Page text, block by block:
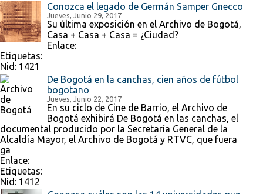
Conozca el legado de Germán Samper Gnecco
Jueves, Junio 29, 2017
Su última exposición en el Archivo de Bogotá,
Casa + Casa + Casa = ¿Ciudad?
Enlace:
Etiquetas:
Nid: 1421
De Bogotá en la canchas, cien años de fútbol
bogotano
Jueves, Junio 22, 2017
En su ciclo de Cine de Barrio, el Archivo de
Bogotá exhibirá De Bogotá en las canchas, el
documental producido por la Secretaría General de la
Alcaldía Mayor, el Archivo de Bogotá y RTVC, que fuera
ga
Enlace:
Etiquetas:
Nid: 1412